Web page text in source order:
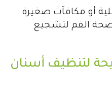
أو مكافآت صغيرة
الفم لتشجيع
لتنظيف أسنان